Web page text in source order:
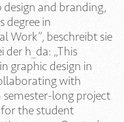
design and branding,
degree in
Work”, beschreibt sie
der h_da: „This
graphic design in
with
long project
the student